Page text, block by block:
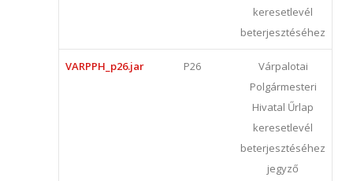
keresetlevél
beterjesztéséhez
VARPPH_p26.jar P26
Várpalotai
Polgármesteri
Hivatal Űrlap
keresetlevél
beterjesztéséhez
jegyző